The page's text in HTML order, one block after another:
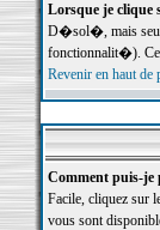
Lorsque je clique
D�sol�, mais
fonctionnalit�).
Revenir en haut de
Comment puis-je
Facile, cliquez sur
vous sont